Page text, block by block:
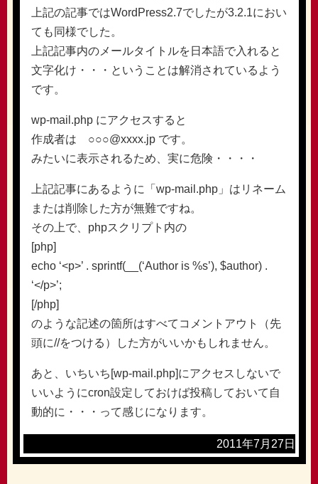
上記の記事ではWordPress2.7でしたが3.2.1におい
ても同様でした。
上記記事内のメールタイトルを日本語で入れると
文字化け・・・ということは解消されているよう
です。
wp-mail.php にアクセスすると
作成者は ○○○@xxxx.jp です。
みたいに表示されるため、実に危険・・・・
上記記事にあるように「wp-mail.php」はリネーム
または削除した方が無難ですね。
その上で、phpスクリプト内の
[php]
echo ‘<p>’ . sprintf(__(‘Author is %s’), $author) .
‘</p>’;
[/php]
のような記述の箇所はすべてコメントアウト（先
頭に//をつける）した方がいいかもしれません。
あと、いちいち[wp-mail.php]にアクセスしないで
いいようにcron設定しておけば投稿しておいて自
動的に・・・って感じになります。
2011年7月27日